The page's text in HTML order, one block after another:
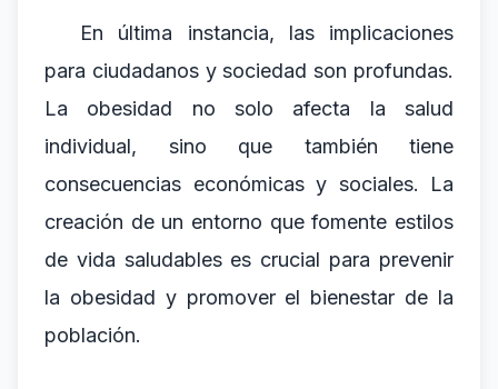
En última instancia, las implicaciones
para ciudadanos y sociedad son profundas.
La obesidad no solo afecta la salud
individual, sino que también tiene
consecuencias económicas y sociales. La
creación de un entorno que fomente estilos
de vida saludables es crucial para prevenir
la obesidad y promover el bienestar de la
población.